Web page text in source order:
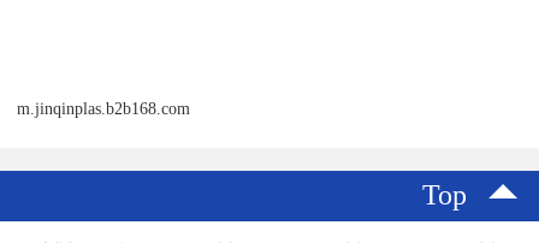
m.jinqinplas.b2b168.com
Top